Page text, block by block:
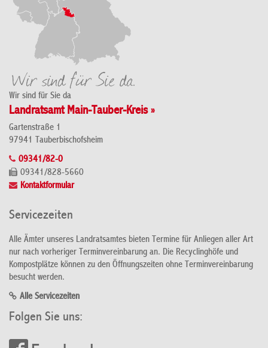
Wir sind für Sie da
Landratsamt Main-Tauber-Kreis »
Gartenstraße 1
97941 Tauberbischofsheim
09341/82-0
09341/828-5660
Kontaktformular
Servicezeiten
Alle Ämter unseres Landratsamtes bieten Termine für Anliegen aller Art
nur nach vorheriger Terminvereinbarung an. Die Recyclinghöfe und
Kompostplätze können zu den Öffnungszeiten ohne Terminvereinbarung
besucht werden.
Alle Servicezeiten
Folgen Sie uns: